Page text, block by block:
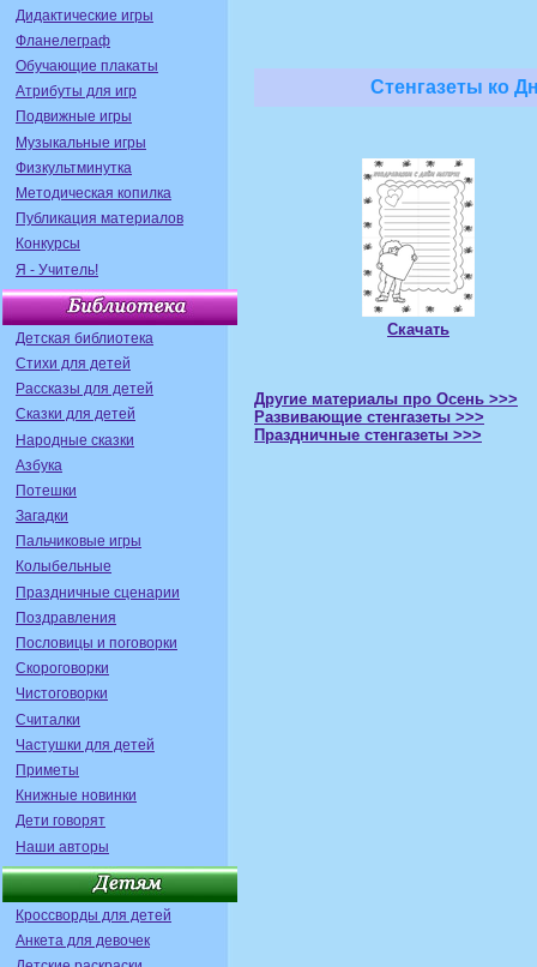
Дидактические игры
Фланелеграф
Обучающие плакаты
Атрибуты для игр
Подвижные игры
Музыкальные игры
Физкультминутка
Методическая копилка
Публикация материалов
Конкурсы
Я - Учитель!
Детская библиотека
Стихи для детей
Рассказы для детей
Сказки для детей
Народные сказки
Азбука
Потешки
Загадки
Пальчиковые игры
Колыбельные
Праздничные сценарии
Поздравления
Пословицы и поговорки
Скороговорки
Чистоговорки
Считалки
Частушки для детей
Приметы
Книжные новинки
Дети говорят
Наши авторы
Кроссворды для детей
Анкета для девочек
Стенгазеты ко
Скачать
Другие материалы про Осень >>>
Развивающие стенгазеты >>>
Праздничные стенгазеты >>>